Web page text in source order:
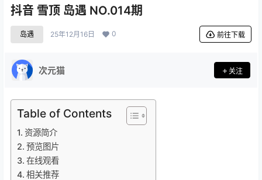
抖音 雪顶 岛遇 NO.014期
岛遇 25年12月16日 0 前往下载
次元猫 关注
Table of Contents
资源简介
预览图片
在线观看
相关推荐